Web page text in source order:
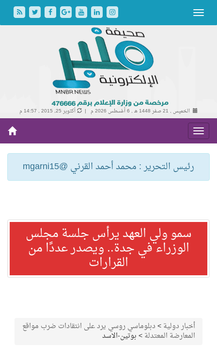
الخميس , 21 صفر 1448 هـ , 6 أغسطس 2026 م | أكتوبر 25, 2015 , 14:57 م
رئيس التحرير : محمد أحمد القرني @mgarni15
سمو ولي العهد يرأس جلسة مجلس
الوزراء في جدة.. ويصدر عددًا من
القرارات
أخبار دولية>دبلوماسي روسي يرد على انتقادات ضرب مواقع
المعارضة المعتدلة>بوتين-الاسد